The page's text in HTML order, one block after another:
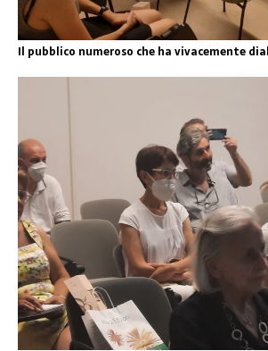
Il pubblico numeroso che ha vivacemente